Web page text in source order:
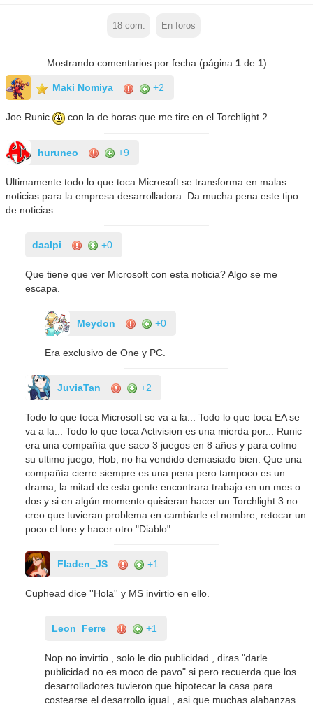
18com. En foros
Mostrando comentarios por fecha (página 1de 1)
Maki Nomiya +2
Joe Runic con la de horas que me tire en el Torchlight 2
huruneo +9
Ultimamente todo lo que toca Microsoft se transforma en malas
noticias para la empresa desarrolladora. Da mucha pena este tipo
de noticias.
daalpi +0
Que tiene que ver Microsoft con esta noticia? Algo se me
escapa.
Meydon +0
Era exclusivo de One y PC.
JuviaTan +2
Todo lo que toca Microsoft se va a la... Todo lo que toca EA se
va a la... Todo lo que toca Activision es una mierda por... Runic
era una compañía que saco 3 juegos en 8 años y para colmo
su ultimo juego, Hob, no ha vendido demasiado bien. Que una
compañía cierre siempre es una pena pero tampoco es un
drama, la mitad de esta gente encontrara trabajo en un mes o
dos y si en algún momento quisieran hacer un Torchlight 3 no
creo que tuvieran problema en cambiarle el nombre, retocar un
poco el lore y hacer otro "Diablo".
Fladen_JS +1
Cuphead dice ''Hola'' y MS invirtio en ello.
Leon_Ferre +1
Nop no invirtio , solo le dio publicidad , diras "darle
publicidad no es moco de pavo" si pero recuerda que los
desarrolladores tuvieron que hipotecar la casa para
costearse el desarrollo igual , asi que muchas alabanzas